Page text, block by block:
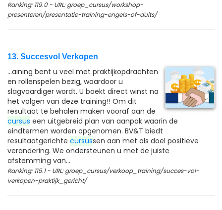
Ranking: 119.0 - URL: groep_cursus/workshop-
presenteren/presentatie-training-engels-of-duits/
13. Succesvol Verkopen
...aining bent u veel met praktijkopdrachten
en rollenspelen bezig, waardoor u
slagvaardiger wordt. U boekt direct winst na
het volgen van deze training!! Om dit
resultaat te behalen maken vooraf aan de
cursus een uitgebreid plan van aanpak waarin de
eindtermen worden opgenomen. BV&T biedt
resultaatgerichte cursussen aan met als doel positieve
verandering. We ondersteunen u met de juiste
afstemming van...
Ranking: 115.1 - URL: groep_cursus/verkoop_training/succes-vol-
verkopen-praktijk_gericht/